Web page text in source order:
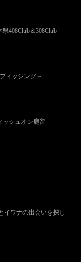
408Club＆308Club
ィッシング～
ッシュオン鹿留
イワナの出会いを探し